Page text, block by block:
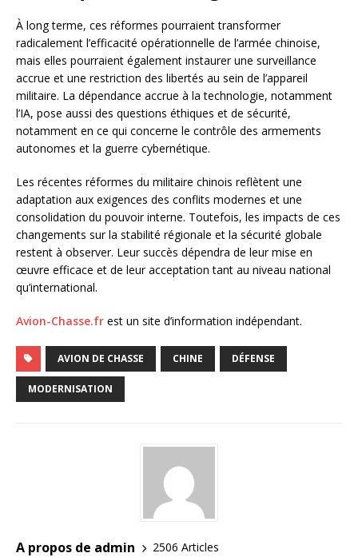
À long terme, ces réformes pourraient transformer
radicalement l’efficacité opérationnelle de l’armée chinoise,
mais elles pourraient également instaurer une surveillance
accrue et une restriction des libertés au sein de l’appareil
militaire. La dépendance accrue à la technologie, notamment
l’IA, pose aussi des questions éthiques et de sécurité,
notamment en ce qui concerne le contrôle des armements
autonomes et la guerre cybernétique.
Les récentes réformes du militaire chinois reflètent une
adaptation aux exigences des conflits modernes et une
consolidation du pouvoir interne. Toutefois, les impacts de ces
changements sur la stabilité régionale et la sécurité globale
restent à observer. Leur succès dépendra de leur mise en
œuvre efficace et de leur acceptation tant au niveau national
qu’international.
Avion-Chasse.fr est un site d’information indépendant.
AVION DE CHASSE CHINE DÉFENSE
MODERNISATION
A propos de admin
2506 Articles